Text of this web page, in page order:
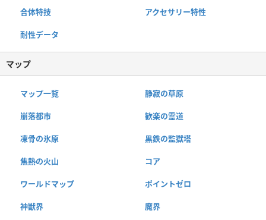
合体特技 アクセサリー特性
耐性データ
マップ
マップ一覧 静寂の草原
崩落都市 歓楽の霊道
凍骨の氷原 黒鉄の監獄塔
焦熱の火山 コア
ワールドマップ ポイントゼロ
神獣界 魔界